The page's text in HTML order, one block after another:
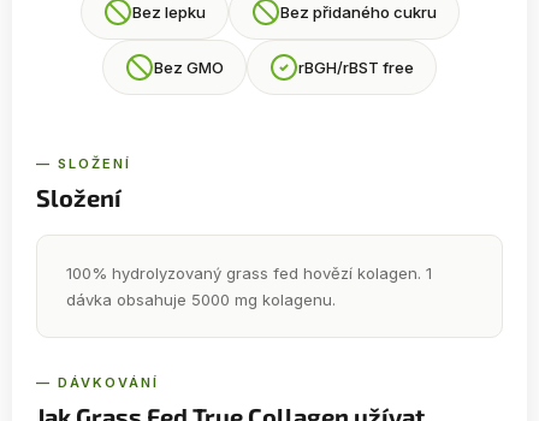
Bez lepku Bez přidaného cukru
Bez GMO rBGH/rBST free
— SLOŽENÍ
Složení
100% hydrolyzovaný grass fed hovězí kolagen. 1
dávka obsahuje 5000 mg kolagenu.
— DÁVKOVÁNÍ